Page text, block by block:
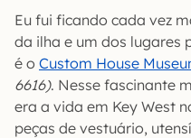
Eu fui ficando cada vez
da ilha e um dos lugares
é o Custom House
6616). Nesse fascinante
era a vida em Key West
peças de vestuário,